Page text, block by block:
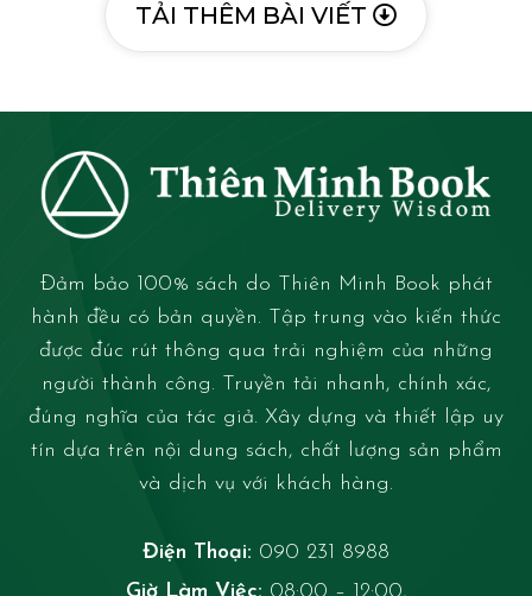
TẢI THÊM BÀI VIẾT
Đảm bảo 100% sách do Thiên Minh Book phát
hành đều có bản quyền. Tập trung vào kiến thức
được đúc rút thông qua trải nghiệm của những
người thành công. Truyền tải nhanh, chính xác,
đúng nghĩa của tác giả. Xây dựng và thiết lập uy
tín dựa trên nội dung sách, chất lượng sản phẩm
và dịch vụ với khách hàng.
Điện Thoại: 090 231 8988